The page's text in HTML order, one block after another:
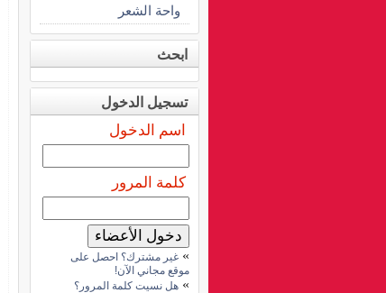
واحة الشعر
ابحث
تسجيل الدخول
اسم الدخول
كلمة المرور
» غير مشترك؟ احصل على
موقع مجاني الآن!
» هل نسيت كلمة المرور؟